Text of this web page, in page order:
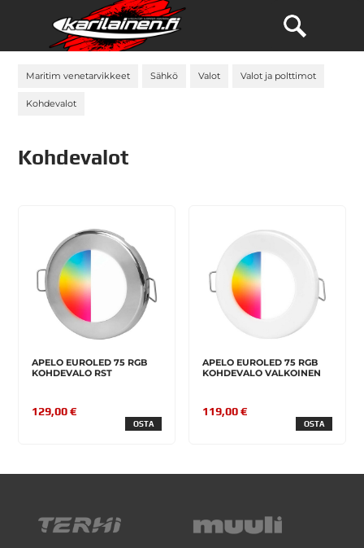
Maritim venetarvikkeet Sähkö Valot Valot ja polttimot
Kohdevalot
Kohdevalot
APELO EUROLED 75 RGB
KOHDEVALO RST
129,00 €
OSTA
APELO EUROLED 75 RGB
KOHDEVALO VALKOINEN
119,00 €
OSTA